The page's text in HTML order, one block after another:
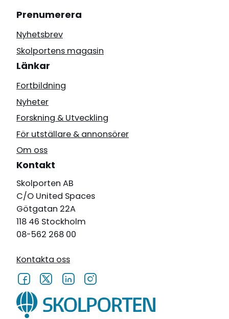
Prenumerera
Nyhetsbrev
Skolportens magasin
Länkar
Fortbildning
Nyheter
Forskning & Utveckling
För utställare & annonsörer
Om oss
Kontakt
Skolporten AB
C/O United Spaces
Götgatan 22A
118 46 Stockholm
08-562 268 00
Kontakta oss